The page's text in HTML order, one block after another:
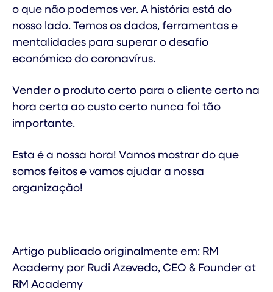
o que não podemos ver. A história está do
nosso lado. Temos os dados, ferramentas e
mentalidades para superar o desafio
económico do coronavírus.
Vender o produto certo para o cliente certo na
hora certa ao custo certo nunca foi tão
importante.
Esta é a nossa hora! Vamos mostrar do que
somos feitos e vamos ajudar a nossa
organização!
Artigo publicado originalmente em: RM
Academy por Rudi Azevedo, CEO & Founder at
RM Academy